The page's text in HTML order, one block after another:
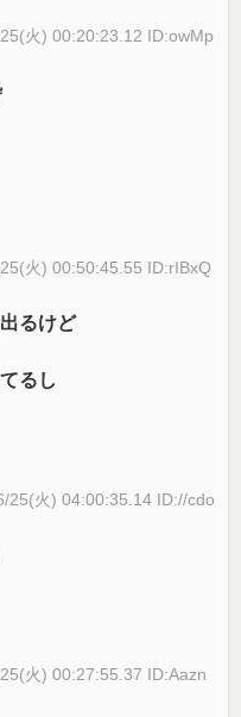
火) 00:20:23.12 ID:owMp
火) 00:50:45.55 ID:rIBxQ
るけど
るし
25(火) 04:00:35.14 ID://cdo
火) 00:27:55.37 ID:Aazn